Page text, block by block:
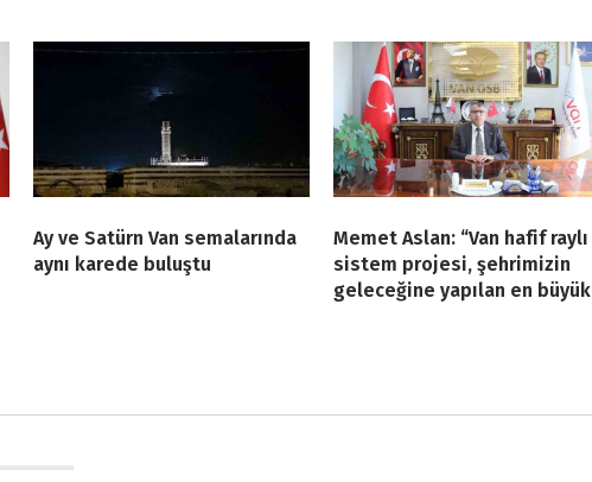
Ay ve Satürn Van semalarında
aynı karede buluştu
Memet Aslan: “Van hafif raylı
sistem projesi, şehrimizin
geleceğine yapılan en büyük